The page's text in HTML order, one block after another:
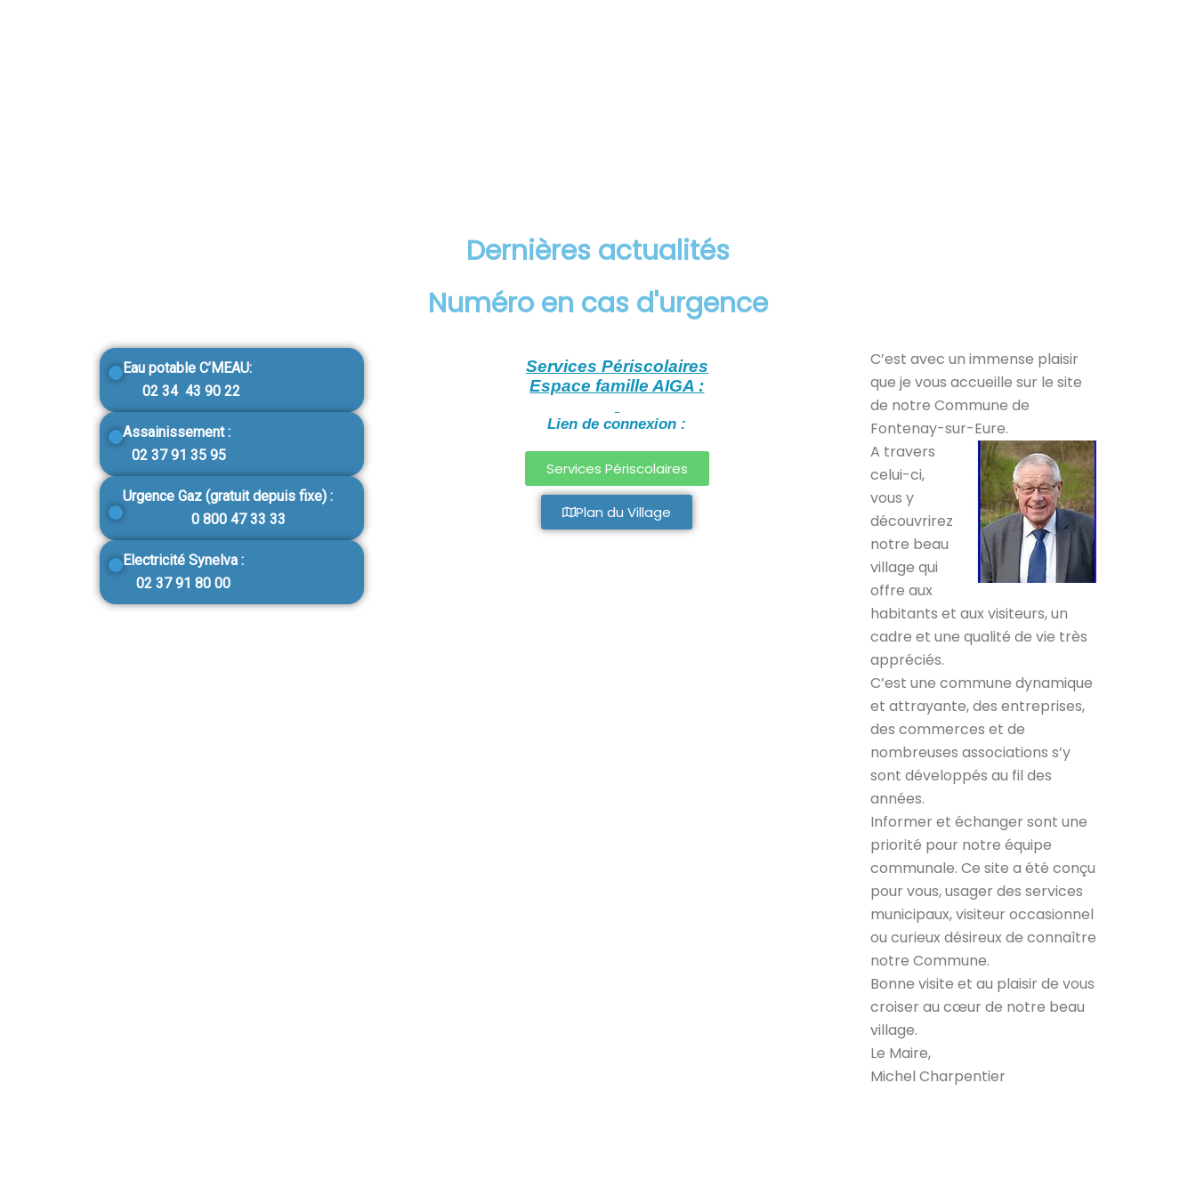
Dernières actualités
Numéro en cas d'urgence
Eau potable C’MEAU:
02 34 43 90 22
Assainissement :
02 37 91 35 95
Urgence Gaz (gratuit depuis fixe) :
0 800 47 33 33
Electricité Synelva :
02 37 91 80 00
Services Périscolaires
Espace famille AIGA :
Lien de connexion :
Services Périscolaires
Plan du Village
C’est avec un immense plaisir
que je vous accueille sur le site
de notre Commune de
Fontenay-sur-Eure.
A travers
celui-ci,
vous y
découvrirez
notre beau
village qui
offre aux
habitants et aux visiteurs, un
cadre et une qualité de vie très
appréciés.
C’est une commune dynamique
et attrayante, des entreprises,
des commerces et de
nombreuses associations s’y
sont développés au fil des
années.
Informer et échanger sont une
priorité pour notre équipe
communale. Ce site a été conçu
pour vous, usager des services
municipaux, visiteur occasionnel
ou curieux désireux de connaître
notre Commune.
Bonne visite et au plaisir de vous
croiser au cœur de notre beau
village.
Le Maire,
Michel Charpentier